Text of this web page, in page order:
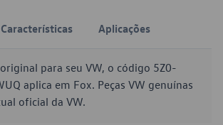
Características Aplicações
para seu VW, o código 5Z0-
aplica em Fox. Peças VW genuínas
oficial da VW.